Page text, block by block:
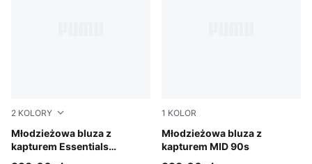
2 KOLORY
Młodzieżowa bluza z
kapturem Essentials
Puma Black
1 KOLOR
Młodzieżowa bluza z
kapturem MID 90s
White Glow Heather